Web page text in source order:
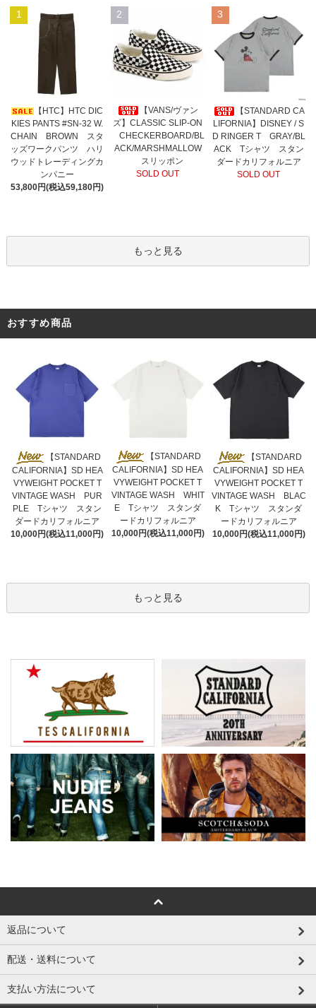
1
【HTC】HTC DIC
KIES PANTS #SN-32 W.
CHAIN BROWN スタ
ッズワークパンツ ハリ
ウッドトレーディングカ
ンパニー
53,800円(税込59,180円)
2
【VANS/ヴァン
ズ】CLASSIC SLIP-ON
CHECKERBOARD/BL
ACK/MARSHMALLOW
スリッポン
SOLD OUT
3
【STANDARD CA
LIFORNIA】DISNEY / S
D RINGER T GRAY/BL
ACK Tシャツ スタン
ダードカリフォルニア
SOLD OUT
もっと見る
おすすめ商品
【STANDARD
CALIFORNIA】SD HEA
VYWEIGHT POCKET T
VINTAGE WASH PUR
PLE Tシャツ スタン
ダードカリフォルニア
10,000円(税込11,000円)
【STANDARD
CALIFORNIA】SD HEA
VYWEIGHT POCKET T
VINTAGE WASH WHIT
E Tシャツ スタンダ
ードカリフォルニア
10,000円(税込11,000円)
【STANDARD
CALIFORNIA】SD HEA
VYWEIGHT POCKET T
VINTAGE WASH BLAC
K Tシャツ スタンダ
ードカリフォルニア
10,000円(税込11,000円)
もっと見る
返品について
配送・送料について
支払い方法について